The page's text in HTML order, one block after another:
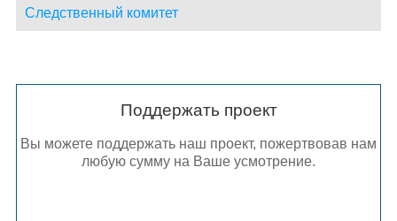
Следственный комитет
Поддержать проект
Вы можете поддержать наш проект, пожертвовав нам
любую сумму на Ваше усмотрение.